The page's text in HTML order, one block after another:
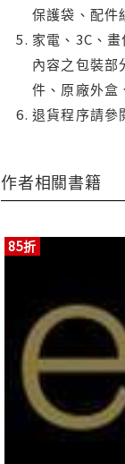
保護袋、配件
家電、3C、
內容之包裝
件、原廠外盒
退貨程序請
作者相關書籍
85折